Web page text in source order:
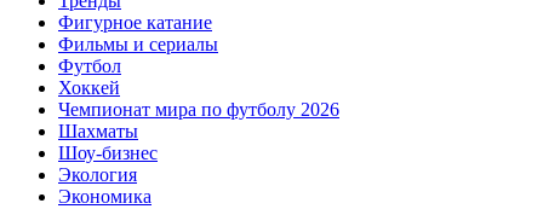
Фигурное катание
Фильмы и сериалы
Футбол
Хоккей
Чемпионат мира по футболу 2026
Шахматы
Шоу-бизнес
Экология
Экономика